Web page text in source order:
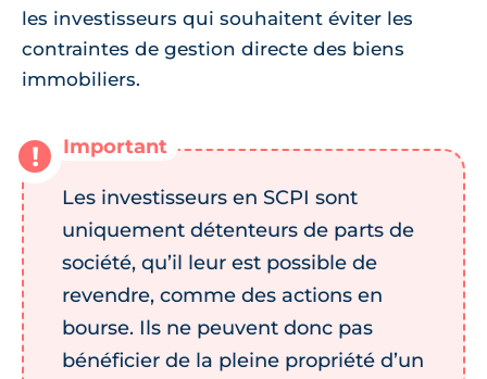
les investisseurs qui souhaitent éviter les
contraintes de gestion directe des biens
immobiliers.
Les investisseurs en SCPI sont
uniquement détenteurs de parts de
société, qu’il leur est possible de
revendre, comme des actions en
bourse. Ils ne peuvent donc pas
bénéficier de la pleine propriété d’un